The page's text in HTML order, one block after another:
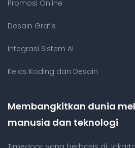
Promosi Online
Desain Grafis
Integrasi Sistem AI
Kelas Koding dan Desain
Membangkitkan dunia
manusia dan teknologi